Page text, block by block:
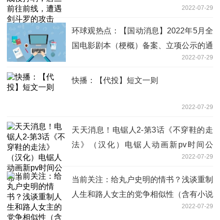
2022-07-29
环球观热点：【国动消息】2022年5月全
国电影剧本（梗概）备案、立项公示的通
2022-07-29
快播：【代投】短文一则
2022-07-29
天天消息！电锯人2-第3话《不穿鞋的走
法》（汉化）电锯人动画新pv时间公
2022-07-29
当前关注：给丸户史明的情书？浅谈重制
人生和路人女主的党争相似性（含有小说
2022-07-29